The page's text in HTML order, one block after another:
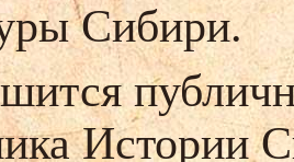
Сибири.
Истории